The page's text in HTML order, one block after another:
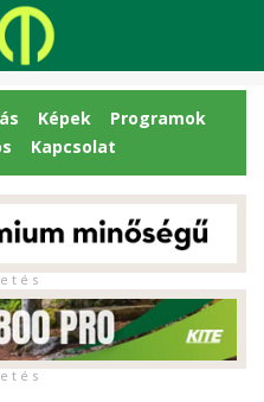
Képek
Programok
Kapcsolat
t é s
t é s